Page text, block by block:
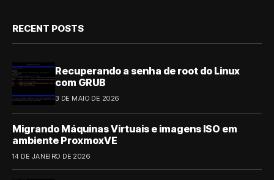
RECENT POSTS
Recuperando a senha de root do Linux
com GRUB
3 DE MAIO DE 2026
Migrando Máquinas Virtuais e imagens ISO em
ambiente ProxmoxVE
14 DE JANEIRO DE 2026